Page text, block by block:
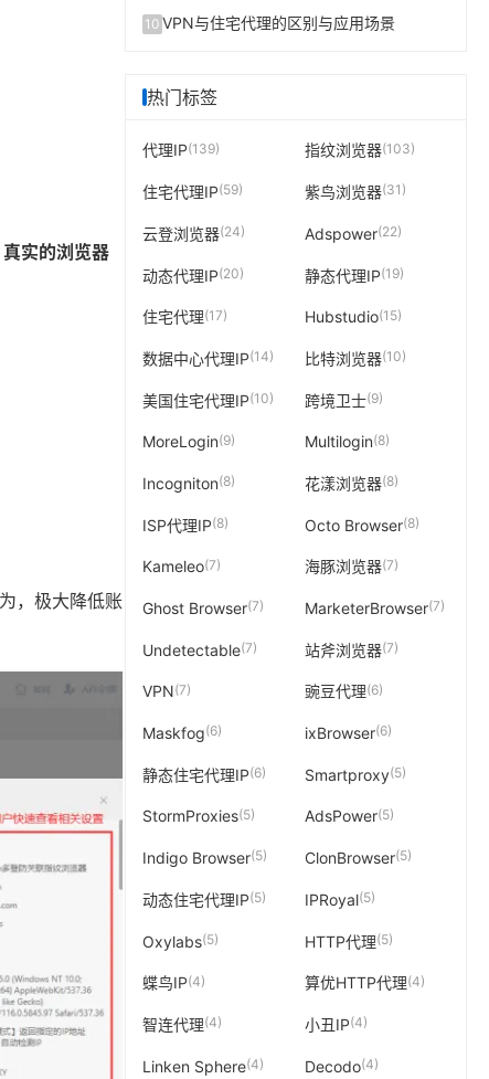
实的浏览器
，极大降低账
10 VPN与住宅代理的区别与应用场景
热门标签
代理IP(139) 指纹浏览器(103)
住宅代理IP(59) 紫鸟浏览器(31)
云登浏览器(24) Adspower(22)
动态代理IP(20) 静态代理IP(19)
住宅代理(17) Hubstudio(15)
数据中心代理IP(14) 比特浏览器(10)
美国住宅代理IP(10) 跨境卫士(9)
MoreLogin(9) Multilogin(8)
Incogniton(8) 花漾浏览器(8)
ISP代理IP(8) Octo Browser(8)
Kameleo(7) 海豚浏览器(7)
Ghost Browser(7) MarketerBrowser(7)
Undetectable(7) 站斧浏览器(7)
VPN(7) 豌豆代理(6)
Maskfog(6) ixBrowser(6)
静态住宅代理IP(6) Smartproxy(5)
StormProxies(5) AdsPower(5)
Indigo Browser(5) ClonBrowser(5)
动态住宅代理IP(5) IPRoyal(5)
Oxylabs(5) HTTP代理(5)
蝶鸟IP(4) 算优HTTP代理(4)
智连代理(4) 小丑IP(4)
Linken Sphere(4) Decodo(4)